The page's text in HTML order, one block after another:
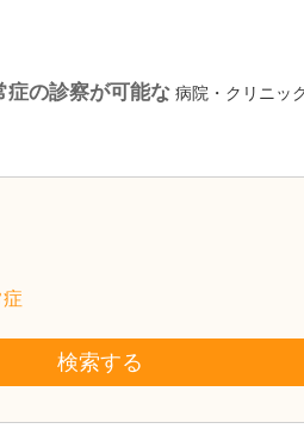
症の診察が可能な 病院・クリニッ
検索する
千葉県柏市